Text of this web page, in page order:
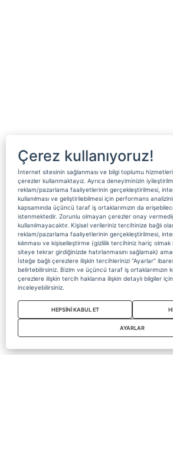
Çerez kullanıyoruz!
İnternet sitesinin sağlanması ve bilgi toplumu
çerezler kullanmaktayız. Ayrıca deneyiminizin
reklam/pazarlama faaliyetlerinin gerçekleştirilmesi,
kullanılması ve geliştirilebilmesi için performans
kapsamında üçüncü taraf iş ortaklarımızın da
istenmektedir. Zorunlu olmayan çerezler onay
kullanılmayacaktır. Kişisel verileriniz tercihinize bağlı
reklam/pazarlama faaliyetlerinin gerçekleştirilmesi,
kılınması ve kişiselleştirme (gizlilik tercihiniz hariç
siteye tekrar girdiğinizde hatırlanmasını sağlamak)
İsteğe bağlı çerezlere ilişkin tercihlerinizi “Ayarlar”
belirtebilirsiniz. Bizim ve üçüncü taraf iş ortaklarımızın
çerezlere ilişkin tercih haklarına ilişkin detaylı bilgiler için
inceleyebilirsiniz.
HEPSİNİ KABUL ET
AYARLAR